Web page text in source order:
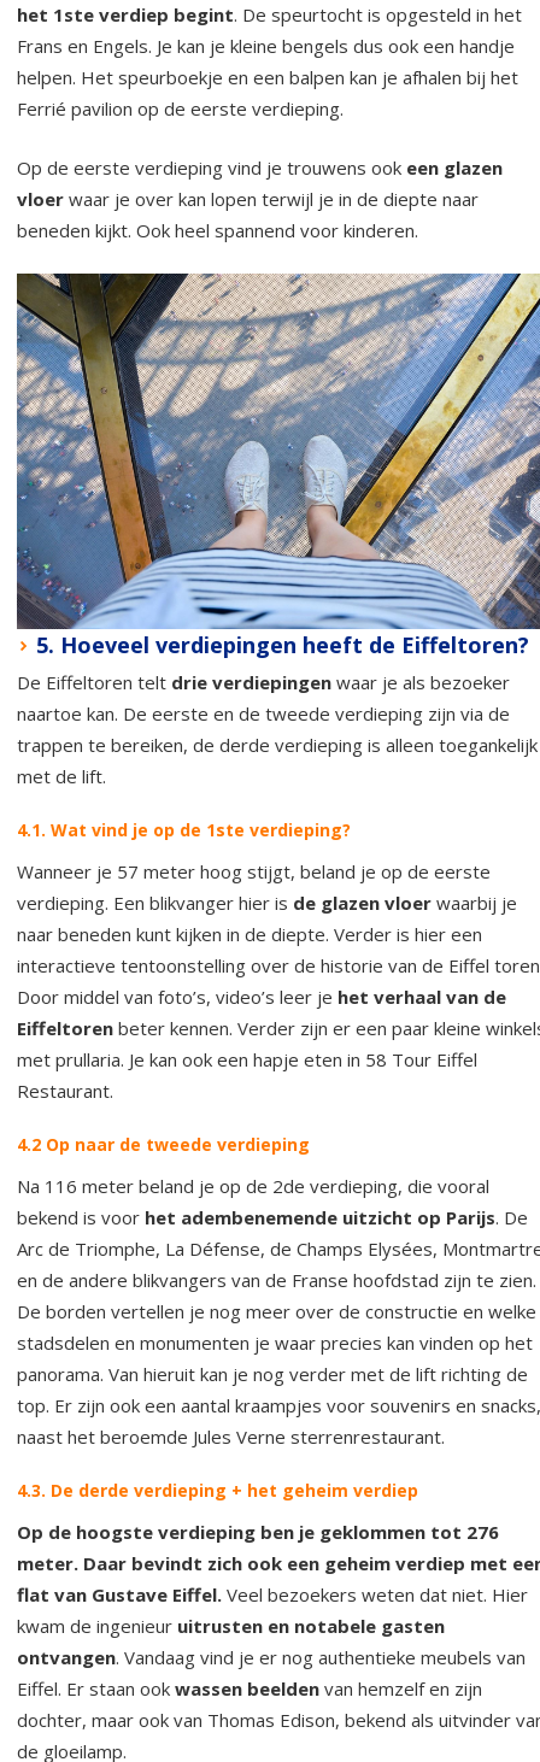
het 1ste verdiep begint. De speurtocht is opgesteld in het
Frans en Engels. Je kan je kleine bengels dus ook een handje
helpen. Het speurboekje en een balpen kan je afhalen bij het
Ferrié pavilion op de eerste verdieping.
Op de eerste verdieping vind je trouwens ook een glazen
vloer waar je over kan lopen terwijl je in de diepte naar
beneden kijkt. Ook heel spannend voor kinderen.
5. Hoeveel verdiepingen heeft de Eiffeltoren?
De Eiffeltoren telt drie verdiepingen waar je als bezoeker
naartoe kan. De eerste en de tweede verdieping zijn via de
trappen te bereiken, de derde verdieping is alleen toegankelijk
met de lift.
4.1. Wat vind je op de 1ste verdieping?
Wanneer je 57 meter hoog stijgt, beland je op de eerste
verdieping. Een blikvanger hier is de glazen vloer waarbij je
naar beneden kunt kijken in de diepte. Verder is hier een
interactieve tentoonstelling over de historie van de Eiffel
Door middel van foto’s, video’s leer je het verhaal van de
Eiffeltoren beter kennen. Verder zijn er een paar kleine
met prullaria. Je kan ook een hapje eten in 58 Tour Eiffel
Restaurant.
4.2 Op naar de tweede verdieping
Na 116 meter beland je op de 2de verdieping, die vooral
bekend is voor het adembenemende uitzicht op Parijs. De
Arc de Triomphe, La Défense, de Champs Elysées,
en de andere blikvangers van de Franse hoofdstad zijn te zien.
De borden vertellen je nog meer over de constructie en welke
stadsdelen en monumenten je waar precies kan vinden op het
panorama. Van hieruit kan je nog verder met de lift richting de
top. Er zijn ook een aantal kraampjes voor souvenirs en snacks,
naast het beroemde Jules Verne sterrenrestaurant.
4.3. De derde verdieping + het geheim verdiep
Op de hoogste verdieping ben je geklommen tot 276
meter. Daar bevindt zich ook een geheim verdiep met
flat van Gustave Eiffel. Veel bezoekers weten dat niet. Hier
kwam de ingenieur uitrusten en notabele gasten
ontvangen. Vandaag vind je er nog authentieke meubels van
Eiffel. Er staan ook wassen beelden van hemzelf en zijn
dochter, maar ook van Thomas Edison, bekend als uitvinder
de gloeilamp.